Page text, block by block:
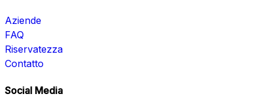
Aziende
FAQ
Riservatezza
Contatto
Social Media